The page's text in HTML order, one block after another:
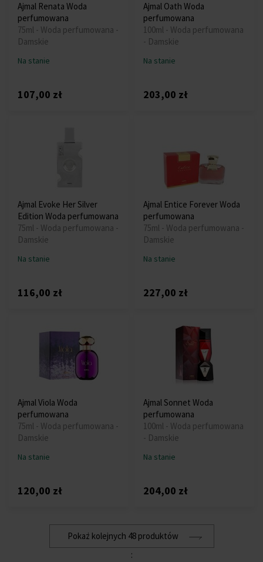
Ajmal Renata Woda
perfumowana
75ml - Woda perfumowana -
Damskie
Na stanie
107,00 zł
Ajmal Oath Woda
perfumowana
100ml - Woda perfumowana
- Damskie
Na stanie
203,00 zł
Ajmal Evoke Her Silver
Edition Woda perfumowana
75ml - Woda perfumowana -
Damskie
Na stanie
116,00 zł
Ajmal Entice Forever Woda
perfumowana
75ml - Woda perfumowana -
Damskie
Na stanie
227,00 zł
Ajmal Viola Woda
perfumowana
75ml - Woda perfumowana -
Damskie
Na stanie
120,00 zł
Ajmal Sonnet Woda
perfumowana
100ml - Woda perfumowana
- Damskie
Na stanie
204,00 zł
Pokaż kolejnych 48 produktów
: